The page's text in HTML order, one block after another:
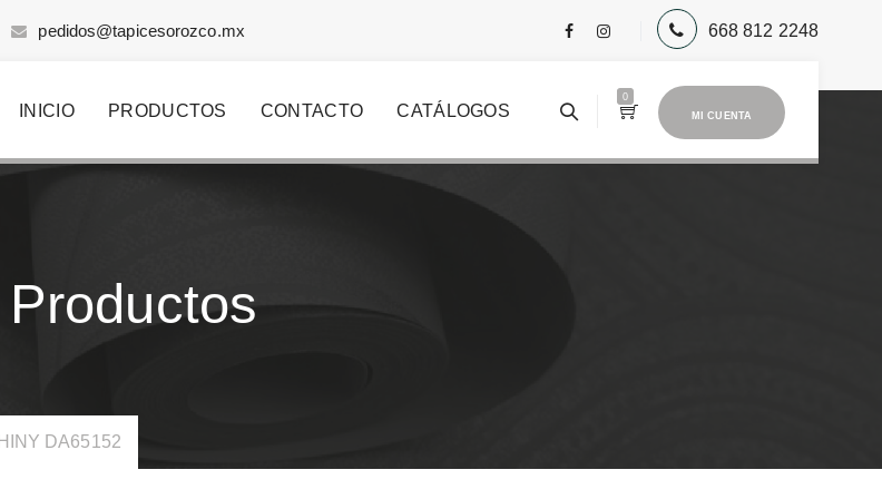
pedidos@tapicesorozco.mx 668 812 2248
MI CUENTA
0
INICIO PRODUCTOS CONTACTO CATÁLOGOS
Productos
DA65152